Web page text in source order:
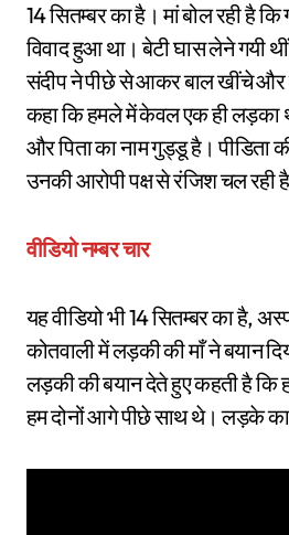
14 सितम्बर का है। मां बोल रही है कि
विवाद हुआ था। बेटी घास लेने गयी
संदीप ने पीछे से आकर बाल खींचे और
कहा कि हमले में केवल एक ही लड़का
और पिता का नाम गुड्डू है। पीडिता
उनकी आरोपी पक्ष से रंजिश चल रही
वीडियो नम्बर चार
यह वीडियो भी 14 सितम्बर का है,
कोतवाली में लड़की की माँ ने बयान
लड़की की बयान देते हुए कहती है कि
हम दोनों आगे पीछे साथ थे। लड़के का